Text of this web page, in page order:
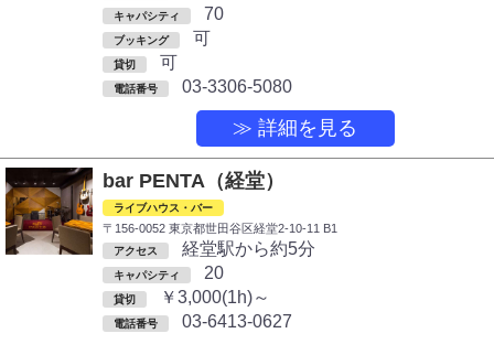
キャパシティ 70
ブッキング 可
貸切 可
電話番号 03-3306-5080
≫ 詳細を見る
bar PENTA（経堂）
ライブハウス・バー
〒156-0052 東京都世田谷区経堂2-10-11 B1
アクセス 経堂駅から約5分
キャパシティ 20
貸切 ￥3,000(1h)～
電話番号 03-6413-0627